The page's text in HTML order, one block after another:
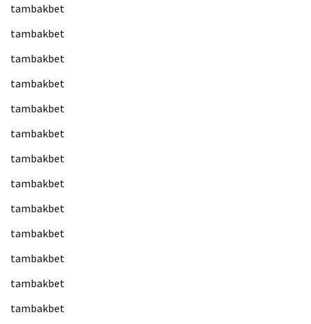
tambakbet
tambakbet
tambakbet
tambakbet
tambakbet
tambakbet
tambakbet
tambakbet
tambakbet
tambakbet
tambakbet
tambakbet
tambakbet